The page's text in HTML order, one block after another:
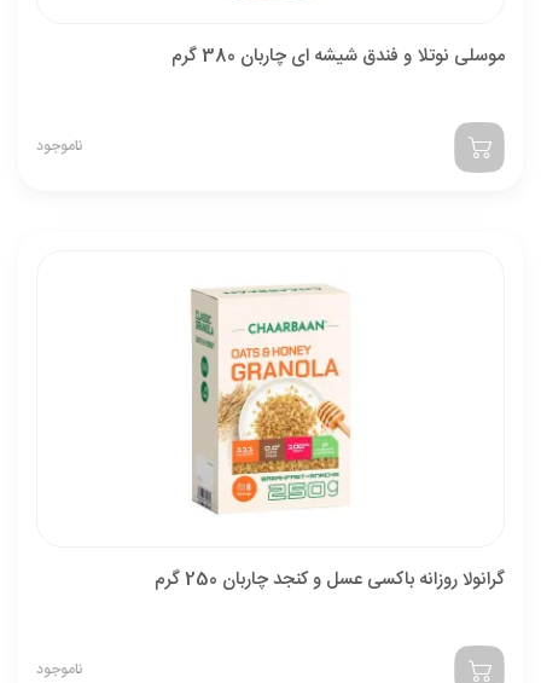
موسلی نوتلا و فندق شیشه ای چاربان 380 گرم
ناموجود
گرانولا روزانه باکسی عسل و کنجد چاربان 250 گرم
ناموجود